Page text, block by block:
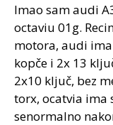
Imao sam audi
octaviu 01g.
motora, audi
kopče i 2x 13
2x10 ključ, bez
torx, ocatvia ima
senormalno